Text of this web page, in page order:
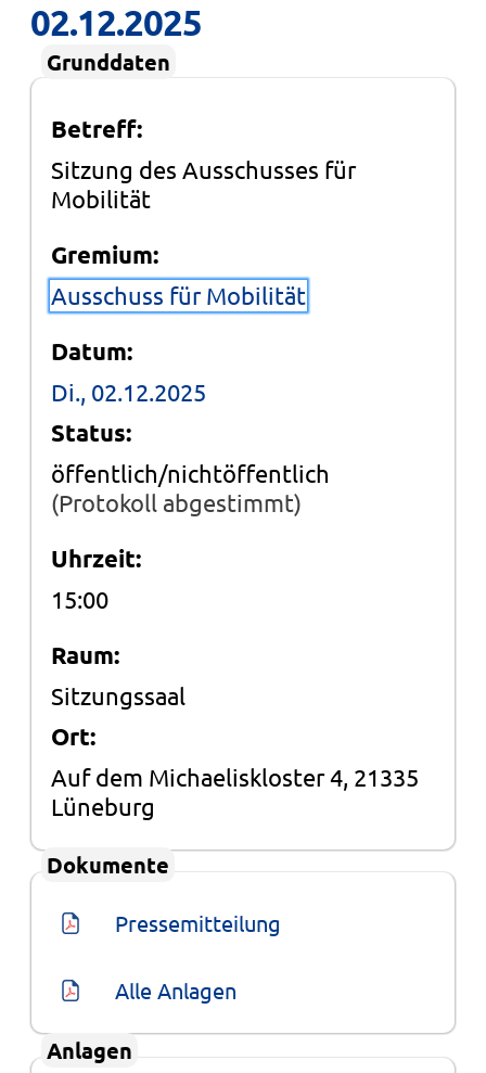
02.12.2025
Grunddaten
Betreff:
Sitzung des Ausschusses für
Mobilität
Gremium:
Ausschuss für Mobilität
Datum:
Di., 02.12.2025
Status:
öffentlich/nichtöffentlich
(Protokoll abgestimmt)
Uhrzeit:
15:00
Raum:
Sitzungssaal
Ort:
Auf dem Michaeliskloster 4, 21335
Lüneburg
Dokumente
Pressemitteilung
Alle Anlagen
Anlagen